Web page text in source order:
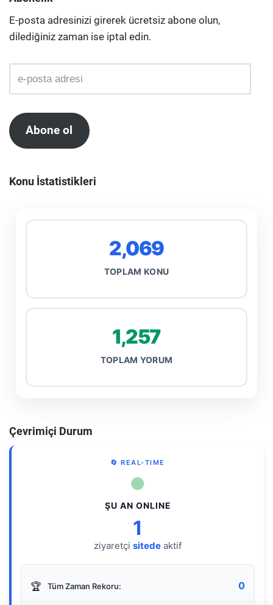
E-posta adresinizi girerek ücretsiz abone olun,
dilediğiniz zaman ise iptal edin.
Abone ol
Konu İstatistikleri
2,069
TOPLAM KONU
1,257
TOPLAM YORUM
Çevrimiçi Durum
🔄 REAL-TIME
●
ŞU AN ONLINE
1
ziyaretçi sitede aktif
🏆 Tüm Zaman Rekoru: 0